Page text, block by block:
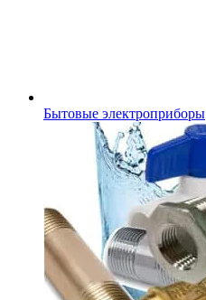
Бытовые электроприборы